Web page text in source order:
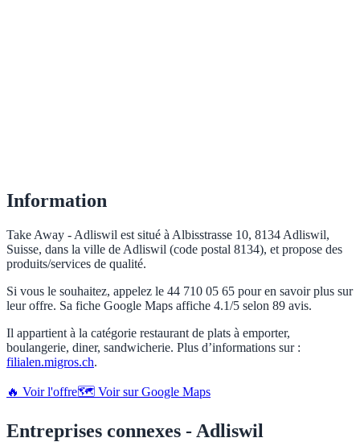
Information
Take Away - Adliswil est situé à Albisstrasse 10, 8134 Adliswil,
Suisse, dans la ville de Adliswil (code postal 8134), et propose des
produits/services de qualité.
Si vous le souhaitez, appelez le 44 710 05 65 pour en savoir plus sur
leur offre. Sa fiche Google Maps affiche 4.1/5 selon 89 avis.
Il appartient à la catégorie restaurant de plats à emporter,
boulangerie, diner, sandwicherie. Plus d’informations sur :
filialen.migros.ch.
🔥 Voir l'offre🗺️ Voir sur Google Maps
Entreprises connexes - Adliswil